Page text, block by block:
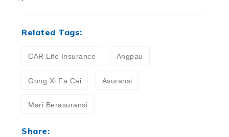
Related Tags:
CAR Life Insurance Angpau
Gong Xi Fa Cai Asuransi
Mari Berasuransi
Share: